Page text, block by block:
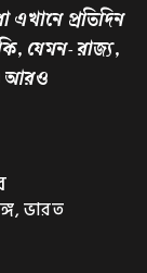
প্রতিদিন
যেমন- রাজ্য,
আরও
ভারত